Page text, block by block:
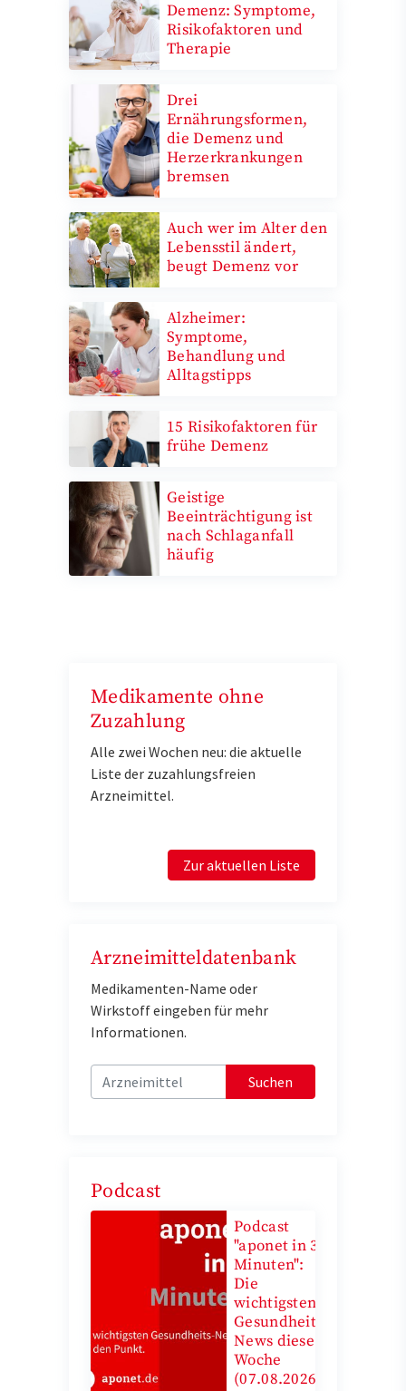
Demenz: Symptome,
Risikofaktoren und
Therapie
Drei
Ernährungsformen,
die Demenz und
Herzerkrankungen
bremsen
Auch wer im Alter den
Lebensstil ändert,
beugt Demenz vor
Alzheimer:
Symptome,
Behandlung und
Alltagstipps
15 Risikofaktoren für
frühe Demenz
Geistige
Beeinträchtigung ist
nach Schlaganfall
häufig
Medikamente ohne
Zuzahlung
Alle zwei Wochen neu: die aktuelle
Liste der zuzahlungsfreien
Arzneimittel.
Zur aktuellen Liste
Arzneimitteldatenbank
Medikamenten-Name oder
Wirkstoff eingeben für mehr
Informationen.
Suchen
Podcast
Podcast
"aponet in 3
Minuten":
Die
wichtigsten
Gesundheits-
News diese
Woche
(07.08.2026)